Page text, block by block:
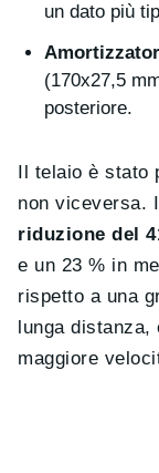
un dato più
(170x27,5
posteriore.
Il telaio è
non viceversa.
riduzione del
e un 23 % in
rispetto a una
lunga
maggiore